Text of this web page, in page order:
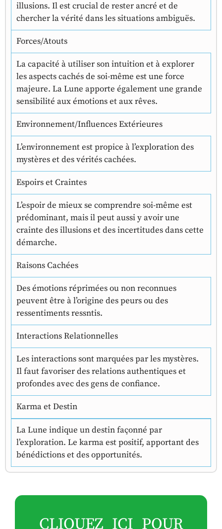
illusions. Il est crucial de rester ancré et de
chercher la vérité dans les situations ambiguës.
Forces/Atouts
La capacité à utiliser son intuition et à explorer
les aspects cachés de soi-même est une force
majeure. La Lune apporte également une grande
sensibilité aux émotions et aux rêves.
Environnement/Influences Extérieures
L’environnement est propice à l’exploration des
mystères et des vérités cachées.
Espoirs et Craintes
L’espoir de mieux se comprendre soi-même est
prédominant, mais il peut aussi y avoir une
crainte des illusions et des incertitudes dans cette
démarche.
Raisons Cachées
Des émotions réprimées ou non reconnues
peuvent être à l’origine des peurs ou des
ressentiments ressntis.
Interactions Relationnelles
Les interactions sont marquées par les mystères.
Il faut favoriser des relations authentiques et
profondes avec des gens de confiance.
Karma et Destin
La Lune indique un destin façonné par
l’exploration. Le karma est positif, apportant des
bénédictions et des opportunités.
CLIQUEZ ICI POUR